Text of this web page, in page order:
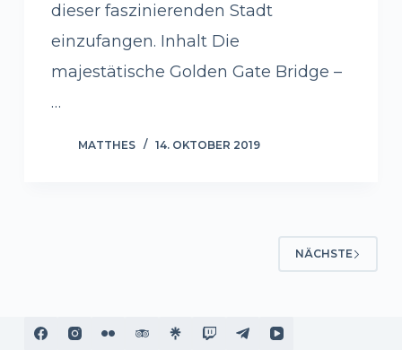
dieser faszinierenden Stadt
einzufangen. Inhalt Die
majestätische Golden Gate Bridge –
…
MATTHES 14. OKTOBER 2019
NÄCHSTE